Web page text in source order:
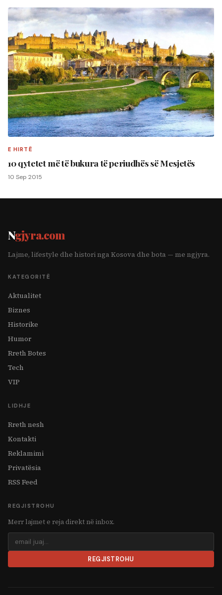
E HIRTË
10 qytetet më të bukura të periudhës së Mesjetës
10 Sep 2015
Ngjyra.com
Lajme, lifestyle dhe histori nga Kosova dhe bota — me ngjyra.
KATEGORITË
Aktualitet
Biznes
Historike
Humor
Rreth Botes
Tech
VIP
LIDHJE
Rreth nesh
Kontakti
Reklamimi
Privatësia
RSS Feed
REGJISTROHU
Merr lajmet e reja direkt në inbox.
REGJISTROHU